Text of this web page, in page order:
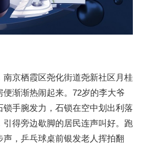
南京栖霞区尧化街道尧新社区月桂
便渐渐热闹起来。72岁的李大爷
锁手腕发力，石锁在空中划出利落
引得旁边歇脚的居民连声叫好。跑
声，乒乓球桌前银发老人挥拍翻